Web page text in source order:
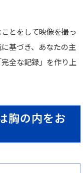
とをして映像を撮っ
基づき、あなたの主
全な記録」を作り上
胸の内をお